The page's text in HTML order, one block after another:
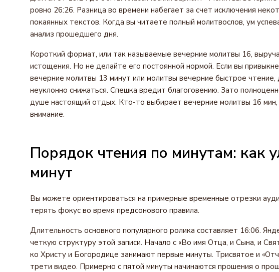
ровно 26:26. Разница во времени набегает за счет исключения
покаянных текстов. Когда вы читаете полный молитвослов, ум
анализ прошедшего дня.
Короткий формат, или так называемые вечерние молитвы 16,
истощения. Но не делайте его постоянной нормой. Если вы
вечерние молитвы 13 минут или молитвы вечерние быстрое чтение,
неуклонно снижаться. Спешка вредит благоговению. Зато
душе настоящий отдых. Кто-то выбирает вечерние молитвы 16
внимание.
Порядок чтения по минутам: как
минут
Вы можете ориентироваться на примерные временные отрезки
терять фокус во время предсонового правила.
Длительность основного популярного ролика составляет 16:06.
четкую структуру этой записи. Начало с «Во имя Отца, и Сына, и
ко Христу и Богородице занимают первые минуты. Трисвятое и
трети видео. Примерно с пятой минуты начинаются прошения о